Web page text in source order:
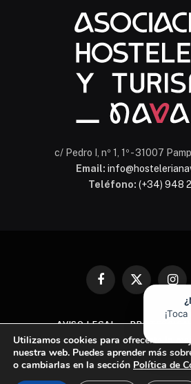
Chatbot Hostelería
En línea
c/ Pedro I, nº 1, 1º - 31007
Email:
Teléfono: (+34) 948
Facebook
X
(Twitter)
AVISO LEGAL PROTECCIÓN
POLÍTICA DE
© 2026 Asociación de Hostelería y
Utilizamos cookies para ofrecerte la
nuestra web. Puedes aprender más
o cambiarlas en la sección Política de